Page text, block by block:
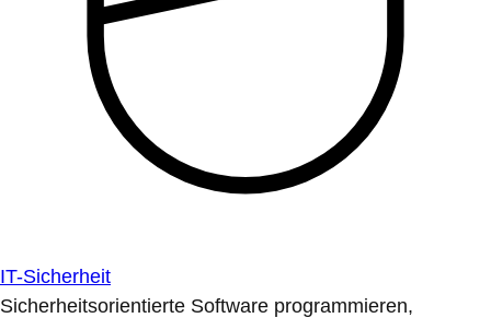
IT-Sicherheit
Sicherheitsorientierte Software programmieren,